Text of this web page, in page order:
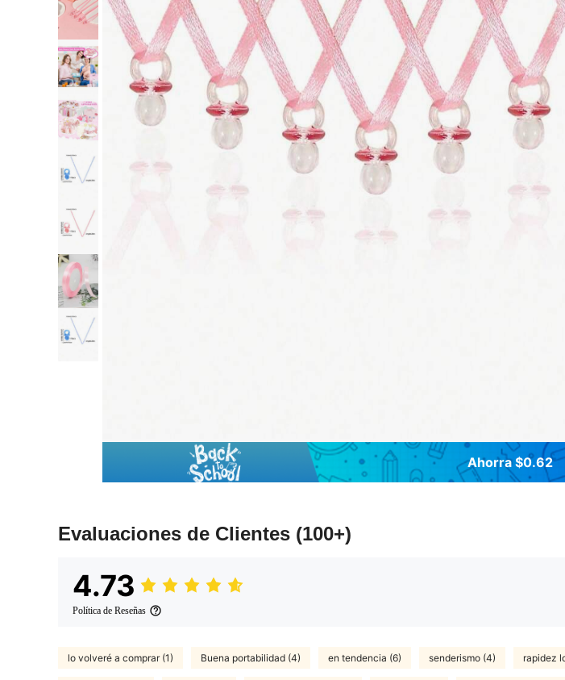
Ahorra $0.62
Evaluaciones de Clientes (100+)
4.73
Política de Reseñas
lo volveré a comprar (1) Buena portabilidad (4) en tendencia (6) senderismo (4) rapidez